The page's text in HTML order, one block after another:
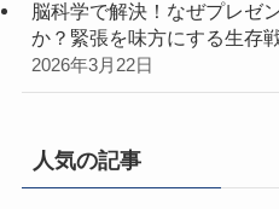
脳科学で解決！なぜプレゼ
か？緊張を味方にする生存
2026年3月22日
人気の記事